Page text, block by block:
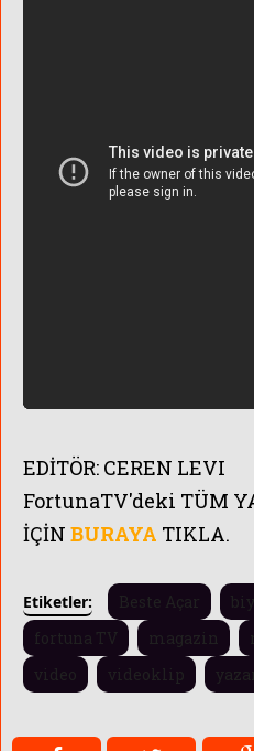
EDİTÖR: CEREN LEVI
FortunaTV'deki TÜM
İÇİN BURAYA TIKLA.
Etiketler: Beste Açar
fortuna TV
magazin
video
videoklip